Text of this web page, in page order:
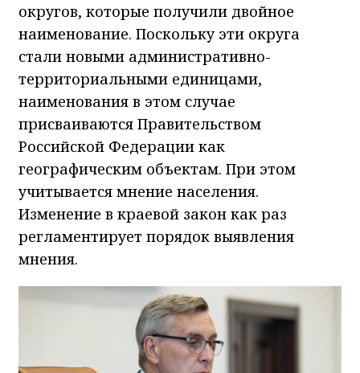
округов, которые получили двойное
наименование. Поскольку эти округа
стали новыми административно-
территориальными единицами,
наименования в этом случае
присваиваются Правительством
Российской Федерации как
географическим объектам. При этом
учитывается мнение населения.
Изменение в краевой закон как раз
регламентирует порядок выявления
мнения.